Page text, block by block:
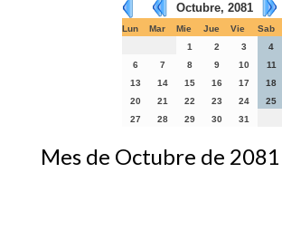
Octubre, 2081
Lun Mar Mie Jue Vie Sab
1
2 3 4
6
7 8 9 10 11
13
14 15 16 17 18
20
21 22 23 24 25
27
28 29 30 31
Mes de Octubre de 2081